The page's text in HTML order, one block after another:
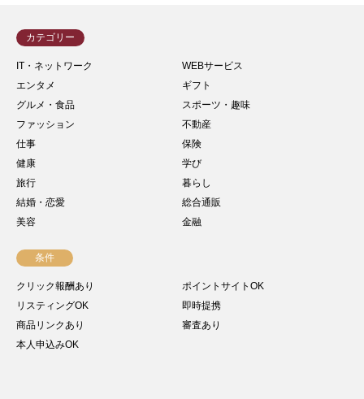
カテゴリー
IT・ネットワーク
WEBサービス
エンタメ
ギフト
グルメ・食品
スポーツ・趣味
ファッション
不動産
仕事
保険
健康
学び
旅行
暮らし
結婚・恋愛
総合通販
美容
金融
条件
クリック報酬あり
ポイントサイトOK
リスティングOK
即時提携
商品リンクあり
審査あり
本人申込みOK